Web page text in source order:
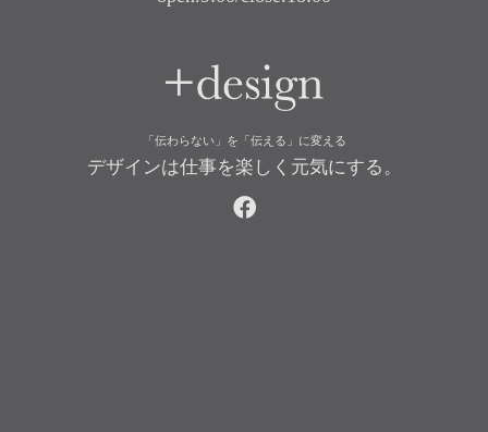
「伝わらない」を「伝える」に変える
デザインは仕事を楽しく元気にする。
facebook